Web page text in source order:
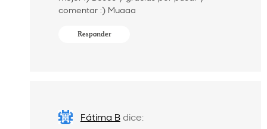
comentar :) Muaaa
Responder
Fátima B dice: